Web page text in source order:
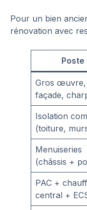
Pour un bien
rénovation avec
Poste
Gros œuvre,
façade,
Isolation
(toiture,
Menuiseries
(châssis +
PAC +
central +